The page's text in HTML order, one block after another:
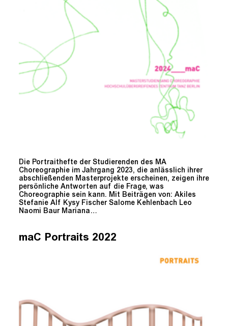
Die Portraithefte der Studierenden des MA
Choreographie im Jahrgang 2023, die anlässlich ihrer
abschließenden Masterprojekte erscheinen, zeigen ihre
persönliche Antworten auf die Frage, was
Choreographie sein kann. Mit Beiträgen von: Akiles
Stefanie Alf Kysy Fischer Salome Kehlenbach Leo
Naomi Baur Mariana…
maC Portraits 2022